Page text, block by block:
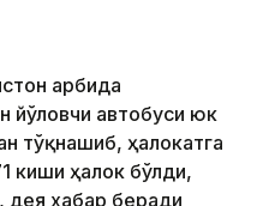
ғарбида
йўловчи автобуси юк
тўқнашиб, ҳалокатга
киши ҳалок бўлди,
дея хабар беради